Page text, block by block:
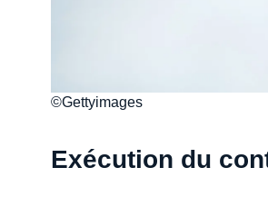
©Gettyimages
Exécution du